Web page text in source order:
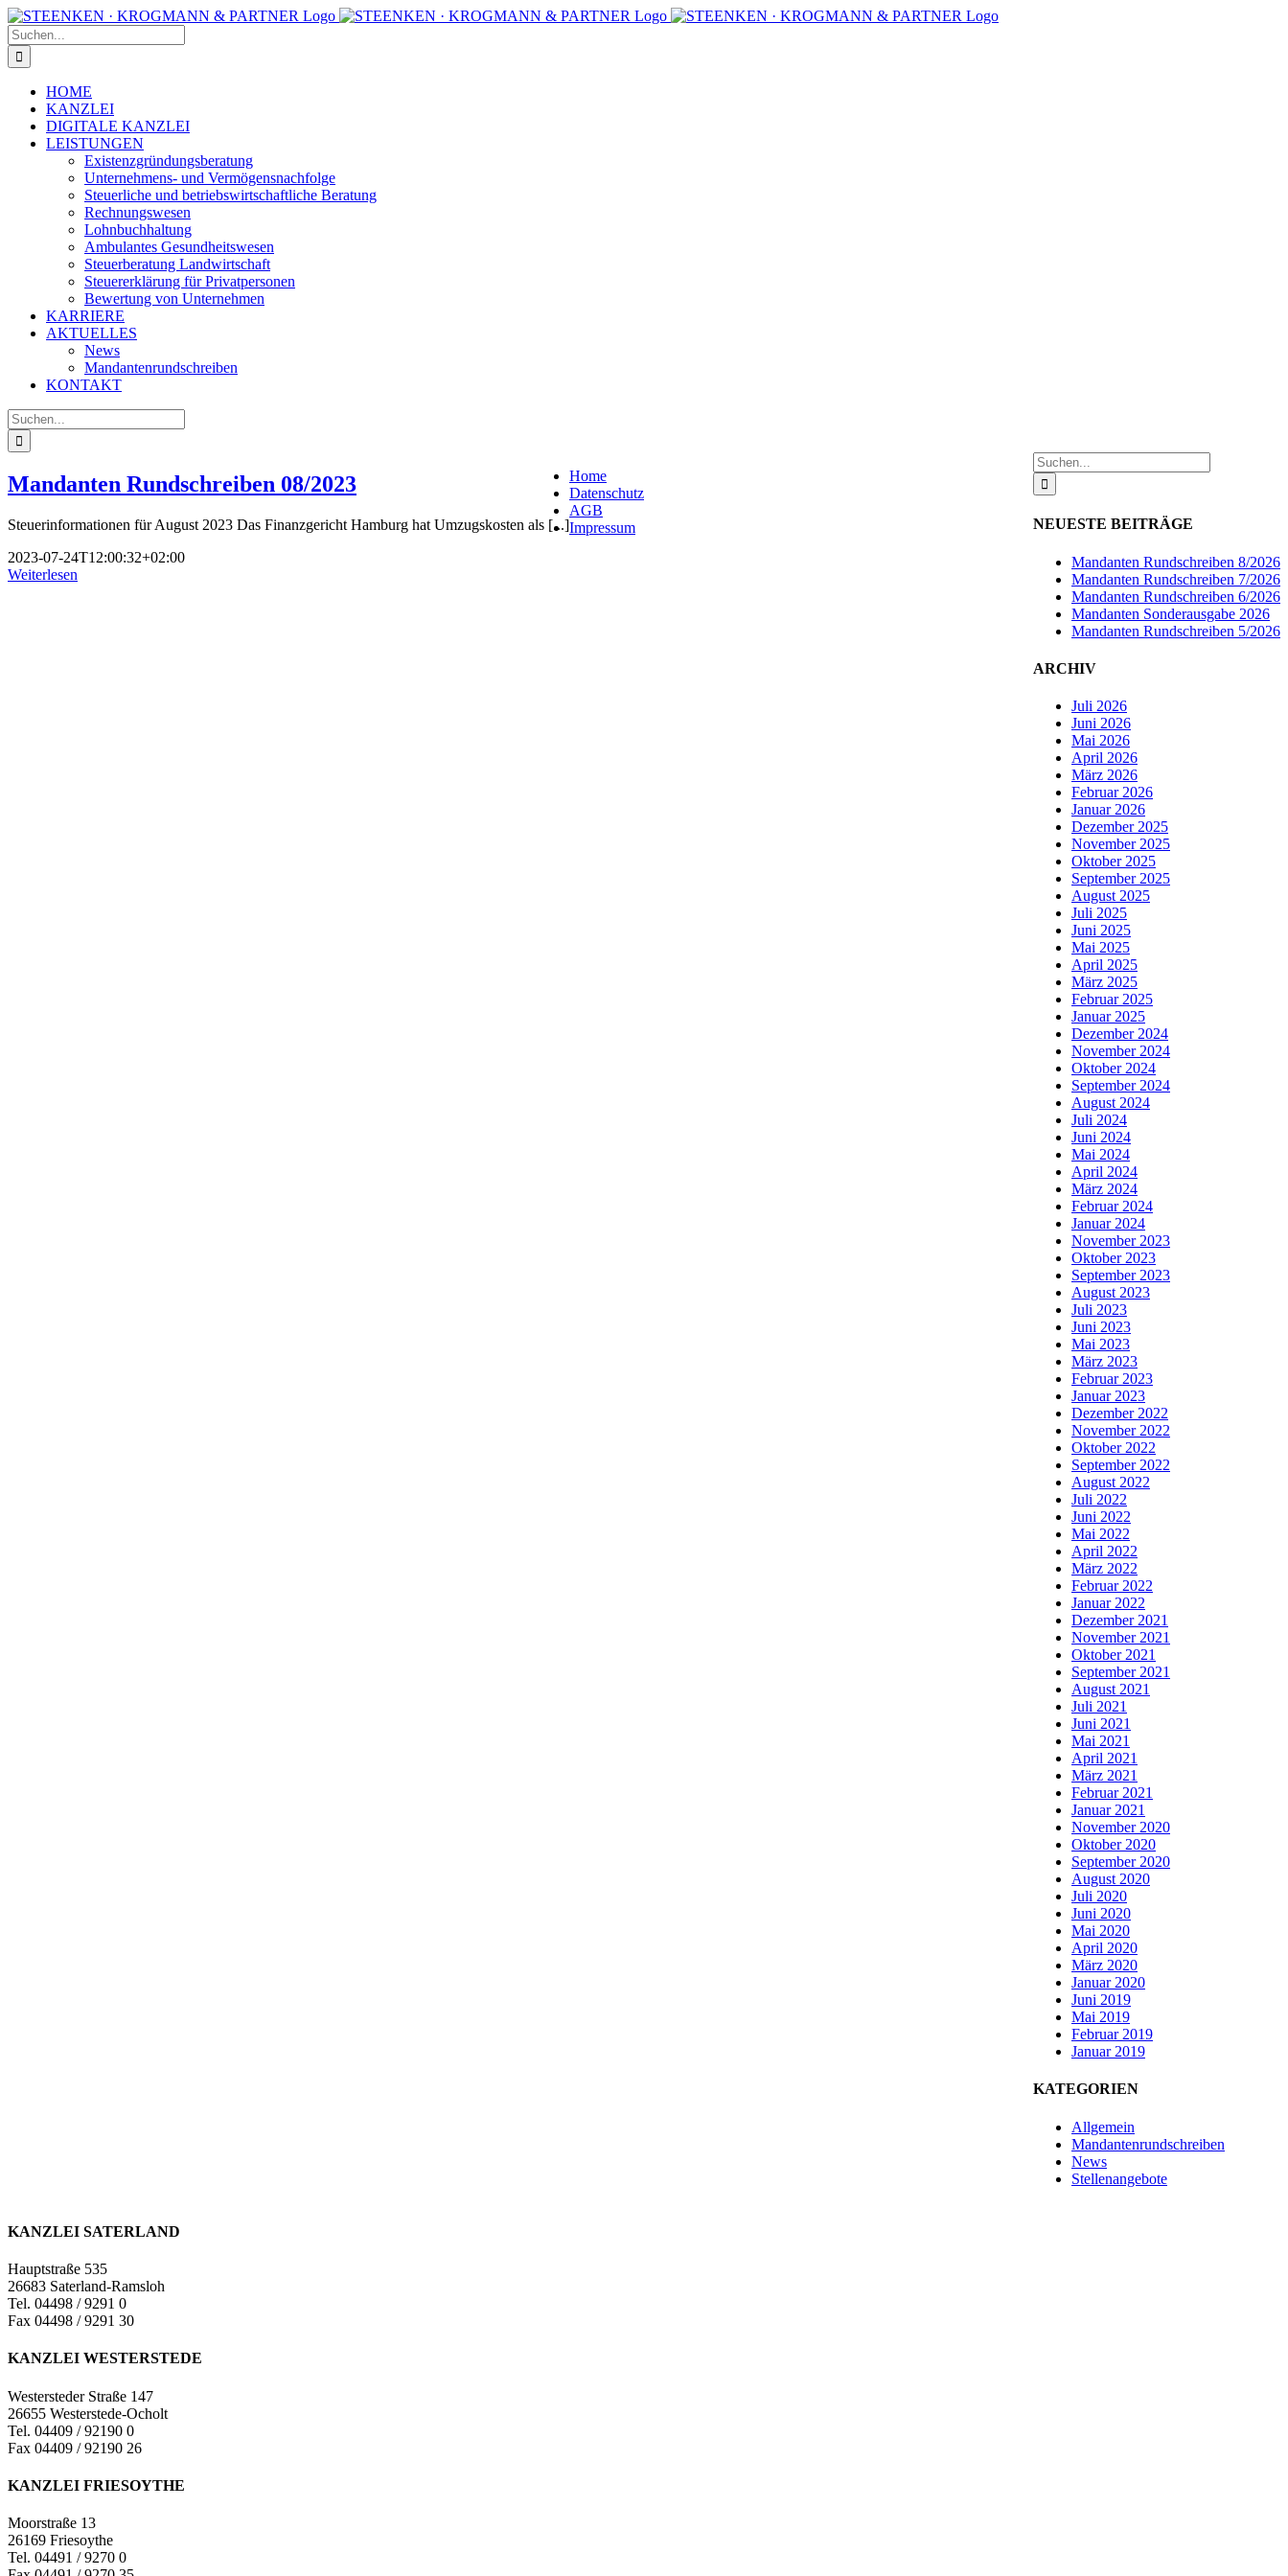
Zum
Inhalt
springen
Facebook
Instagram
Suche
nach:
HOME
KANZLEI
DIGITALE KANZLEI
LEISTUNGEN
Existenzgründungsberatung
Unternehmens- und Vermögensnachfolge
Steuerliche und betriebswirtschaftliche Beratung
Rechnungswesen
Lohnbuchhaltung
Ambulantes Gesundheitswesen
Steuerberatung Landwirtschaft
Steuererklärung für Privatpersonen
Bewertung von Unternehmen
KARRIERE
AKTUELLES
News
Mandantenrundschreiben
KONTAKT
Suche
nach:
Mandanten Rundschreiben 08/2023
Steuerinformationen für August 2023 Das Finanzgericht Hamburg hat Umzugskosten als [...]
2023-07-24T12:00:32+02:00
Weiterlesen
Suche
nach:
NEUESTE BEITRÄGE
Mandanten Rundschreiben 8/2026
Mandanten Rundschreiben 7/2026
Mandanten Rundschreiben 6/2026
Mandanten Sonderausgabe 2026
Mandanten Rundschreiben 5/2026
ARCHIV
Juli 2026
Juni 2026
Mai 2026
April 2026
März 2026
Februar 2026
Januar 2026
Dezember 2025
November 2025
Oktober 2025
September 2025
August 2025
Juli 2025
Juni 2025
Mai 2025
April 2025
März 2025
Februar 2025
Januar 2025
Dezember 2024
November 2024
Oktober 2024
September 2024
August 2024
Juli 2024
Juni 2024
Mai 2024
April 2024
März 2024
Februar 2024
Januar 2024
November 2023
Oktober 2023
September 2023
August 2023
Juli 2023
Juni 2023
Mai 2023
März 2023
Februar 2023
Januar 2023
Dezember 2022
November 2022
Oktober 2022
September 2022
August 2022
Juli 2022
Juni 2022
Mai 2022
April 2022
März 2022
Februar 2022
Januar 2022
Dezember 2021
November 2021
Oktober 2021
September 2021
August 2021
Juli 2021
Juni 2021
Mai 2021
April 2021
März 2021
Februar 2021
Januar 2021
November 2020
Oktober 2020
September 2020
August 2020
Juli 2020
Juni 2020
Mai 2020
April 2020
März 2020
Januar 2020
Juni 2019
Mai 2019
Februar 2019
Januar 2019
KATEGORIEN
Allgemein
Mandantenrundschreiben
News
Stellenangebote
Home
Datenschutz
AGB
Impressum
KANZLEI SATERLAND
Hauptstraße 535
26683 Saterland-Ramsloh
Tel. 04498 / 9291 0
Fax 04498 / 9291 30
KANZLEI WESTERSTEDE
Westersteder Straße 147
26655 Westerstede-Ocholt
Tel. 04409 / 92190 0
Fax 04409 / 92190 26
KANZLEI FRIESOYTHE
Moorstraße 13
26169 Friesoythe
Tel. 04491 / 9270 0